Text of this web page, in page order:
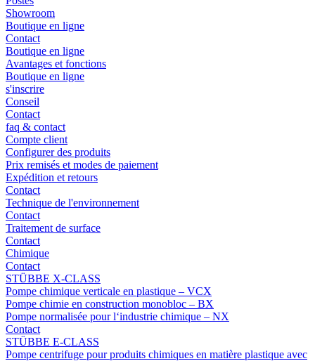
Showroom
Boutique en ligne
Contact
Boutique en ligne
Avantages et fonctions
Boutique en ligne
s'inscrire
Conseil
Contact
faq & contact
Compte client
Configurer des produits
Prix remisés et modes de paiement
Expédition et retours
Contact
Technique de l'environnement
Contact
Traitement de surface
Contact
Chimique
Contact
STÜBBE X-CLASS
Pompe chimique verticale en plastique – VCX
Pompe chimie en construction monobloc – BX
Pompe normalisée pour l‘industrie chimique – NX
Contact
STÜBBE E-CLASS
Pompe centrifuge pour produits chimiques en matière plastique avec